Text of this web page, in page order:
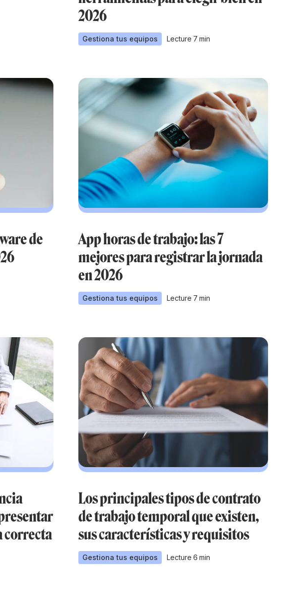
2026
Gestiona tus equipos Lecture 7 min
de
App horas de trabajo: las 7
mejores para registrar la jornada
en 2026
Gestiona tus equipos Lecture 7 min
correcta
Los principales tipos de contrato
de trabajo temporal que existen,
sus características y requisitos
Gestiona tus equipos Lecture 6 min